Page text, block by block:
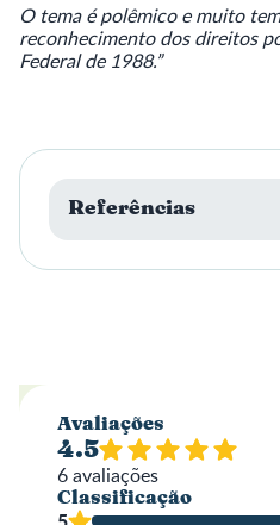
O tema é polêmico e muito
reconhecimento dos direitos
Federal de 1988.”
Referências
Avaliações
4.5
6avaliações
Classificação